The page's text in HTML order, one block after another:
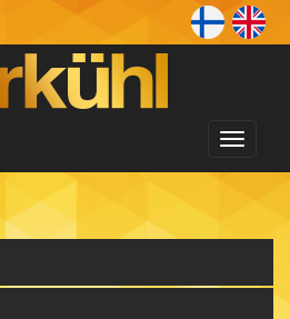
Toggle